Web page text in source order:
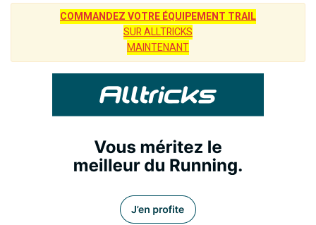
COMMANDEZ VOTRE ÉQUIPEMENT TRAIL
SUR ALLTRICKS
MAINTENANT